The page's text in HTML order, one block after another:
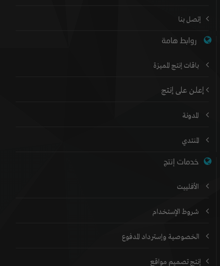
إتصل بنا
روابط هامة
باقات إنتج المميزة
إعلن على إنتج
المدونة
المنتدي
خدمات إنتج
الأفلييت
شروط الإستخدام
الخصوصية وإسترداد المدفوع
إنتج تصميم مواقع